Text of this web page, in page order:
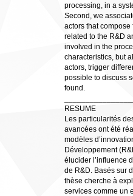
processing, in a
Second, we
actors that
related to the R&D
involved in the
characteristics, but
actors, trigger
possible to discuss
found.
RESUME
Les particularités
avancées ont été
modèles
Développement
élucider l’influence
de R&D. Basés sur
thèse cherche à
services comme un